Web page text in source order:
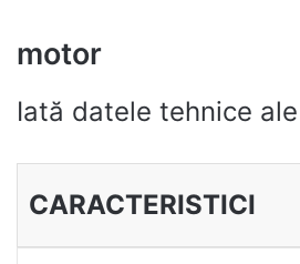
motor
Iată datele tehnice
CARACTERISTICI